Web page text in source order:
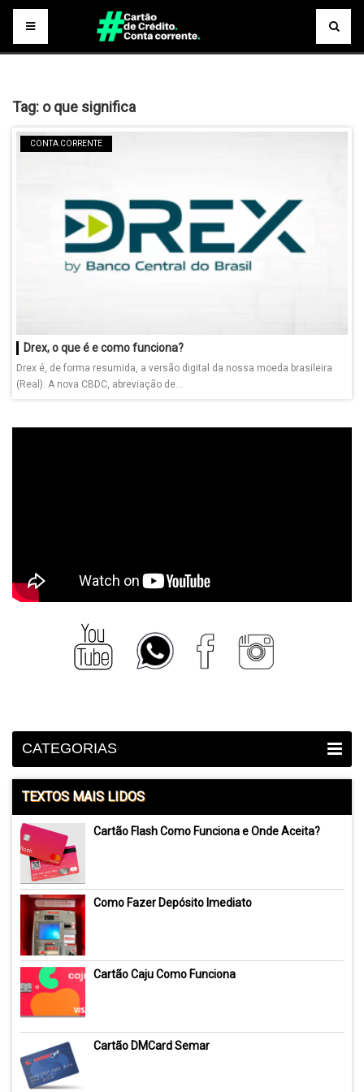
Tag: o que significa
CONTA CORRENTE
Drex, o que é e como funciona?
Drex é, de forma resumida, a versão digital da nossa moeda brasileira
(Real). A nova CBDC, abreviação de...
CATEGORIAS
TEXTOS MAIS LIDOS
Cartão Flash Como Funciona e Onde Aceita?
Como Fazer Depósito Imediato
Cartão Caju Como Funciona
Cartão DMCard Semar